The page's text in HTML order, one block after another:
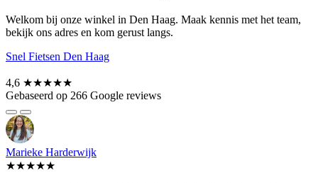
Welkom bij onze winkel in Den Haag. Maak kennis met het team,
bekijk ons adres en kom gerust langs.
Snel Fietsen Den Haag
4,6 ★★★★★
Gebaseerd op 266 Google reviews
Marieke Harderwijk
★★★★★